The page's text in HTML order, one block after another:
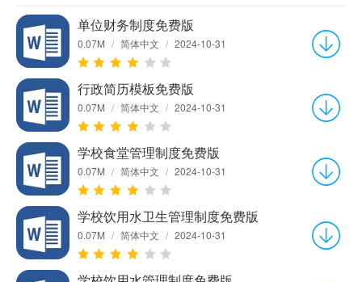
单位财务制度免费版
0.07M / 简体中文 / 2024-10-31
行政简历模板免费版
0.07M / 简体中文 / 2024-10-31
学校食堂管理制度免费版
0.07M / 简体中文 / 2024-10-31
学校饮用水卫生管理制度免费版
0.07M / 简体中文 / 2024-10-31